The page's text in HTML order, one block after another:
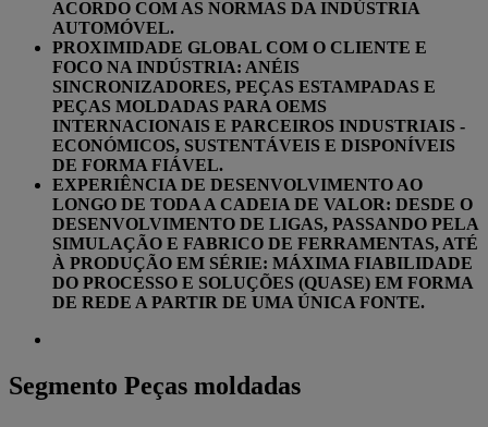
ACORDO COM AS NORMAS DA INDÚSTRIA
AUTOMÓVEL.
PROXIMIDADE GLOBAL COM O CLIENTE E
FOCO NA INDÚSTRIA: ANÉIS
SINCRONIZADORES, PEÇAS ESTAMPADAS E
PEÇAS MOLDADAS PARA OEMS
INTERNACIONAIS E PARCEIROS INDUSTRIAIS -
ECONÓMICOS, SUSTENTÁVEIS E DISPONÍVEIS
DE FORMA FIÁVEL.
EXPERIÊNCIA DE DESENVOLVIMENTO AO
LONGO DE TODA A CADEIA DE VALOR: DESDE O
DESENVOLVIMENTO DE LIGAS, PASSANDO PELA
SIMULAÇÃO E FABRICO DE FERRAMENTAS, ATÉ
À PRODUÇÃO EM SÉRIE: MÁXIMA FIABILIDADE
DO PROCESSO E SOLUÇÕES (QUASE) EM FORMA
DE REDE A PARTIR DE UMA ÚNICA FONTE.
Segmento Peças moldadas